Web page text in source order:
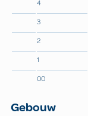
4
3
2
1
00
Gebouw